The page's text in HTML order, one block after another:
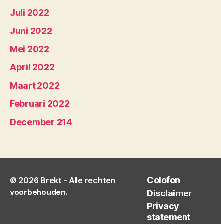
Juli 2022
Juni 2022
Mei 2022
April 2022
Maart 2022
Februari 2022
December 214
© 2026 Brekt - Alle rechten
voorbehouden.
Colofon
Disclaimer
Privacy
statement